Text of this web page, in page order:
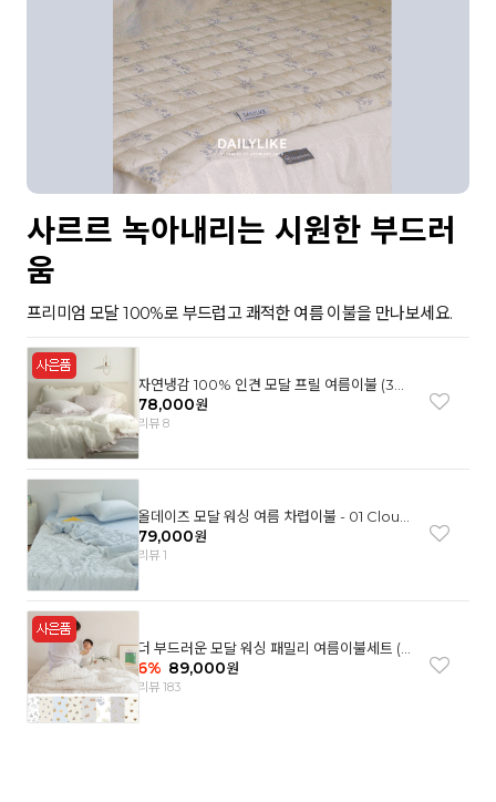
사르르 녹아내리는 시원한 부드러
움
프리미엄 모달 100%로 부드럽고 쾌적한 여름 이불을 만나보세요.
자연냉감 100% 인견 모달 프릴 여름이불 (3컬
러)
78,000원
리뷰 8
올데이즈 모달 워싱 여름 차렵이불 - 01 Cloud
garden(SS)
79,000원
리뷰 1
더 부드러운 모달 워싱 패밀리 여름이불세트 (8
컬러)
6% 89,000원
리뷰 183